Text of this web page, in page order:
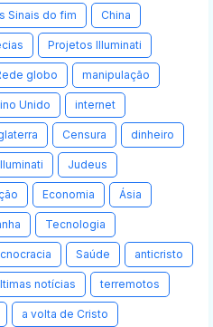
Sinais do fim China
Projetos Illuminati
globo manipulação
Unido internet
Censura dinheiro
Judeus
Economia Ásia
Tecnologia
Saúde anticristo
notícias terremotos
a volta de Cristo